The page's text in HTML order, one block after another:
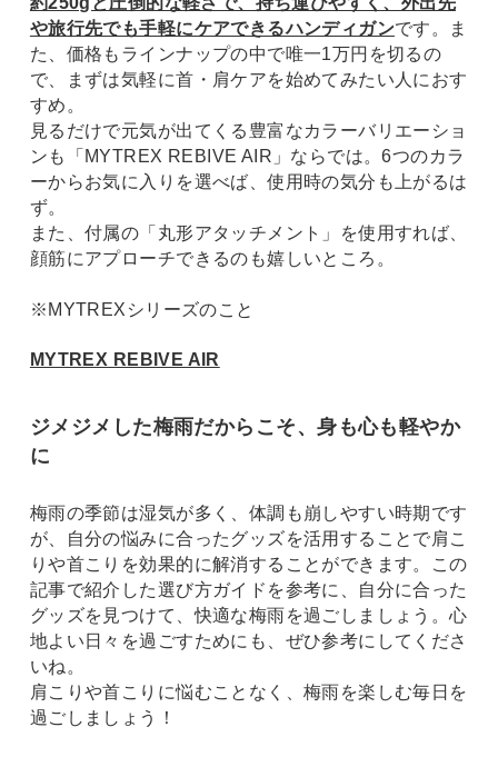
や旅行先でも手軽にケアできるハンディガンです。ま
た、価格もラインナップの中で唯一1万円を切るの
で、まずは気軽に首・肩ケアを始めてみたい人におす
すめ。
見るだけで元気が出てくる豊富なカラーバリエーショ
ンも「MYTREX REBIVE AIR」ならでは。6つのカラ
ーからお気に入りを選べば、使用時の気分も上がるは
ず。
また、付属の「丸形アタッチメント」を使用すれば、
顔筋にアプローチできるのも嬉しいところ。
※MYTREXシリーズのこと
MYTREX REBIVE AIR
ジメジメした梅雨だからこそ、身も心も軽やか
に
梅雨の季節は湿気が多く、体調も崩しやすい時期です
が、自分の悩みに合ったグッズを活用することで肩こ
りや首こりを効果的に解消することができます。この
記事で紹介した選び方ガイドを参考に、自分に合った
グッズを見つけて、快適な梅雨を過ごしましょう。心
地よい日々を過ごすためにも、ぜひ参考にしてくださ
いね。
肩こりや首こりに悩むことなく、梅雨を楽しむ毎日を
過ごしましょう！